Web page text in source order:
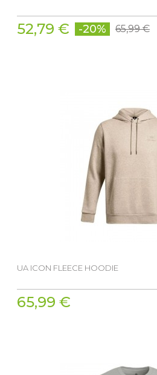
52,79 € -20% 65,99 €
UA ICON FLEECE HOODIE
65,99 €